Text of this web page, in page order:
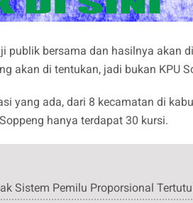
publik bersama dan hasilnya akan
akan di tentukan, jadi bukan KPU
yang ada, dari 8 kecamatan di
hanya terdapat 30 kursi.
Sistem Pemilu Proporsional